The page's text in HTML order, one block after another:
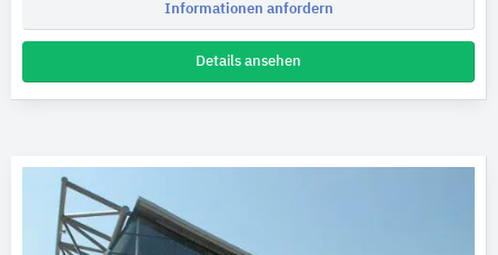
Informationen anfordern
Details ansehen